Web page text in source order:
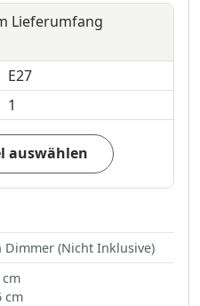
Lieferumfang
E27
1
auswählen
Dimmer (Nicht Inklusive)
cm
cm